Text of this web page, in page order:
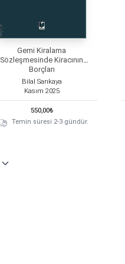
Gemi Kiralama
Sözleşmesinde Kiracının
Borçları
Bilal Sarıkaya
Kasım 2025
550,00₺
Temin süresi 2-3 gündür.